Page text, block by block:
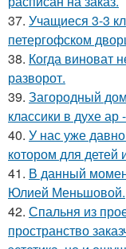
37. Учащиеся 3-3
петергофском
38. Когда виноват
разворот.
39. Загородный
классики в духе ар
40. У нас уже
котором для детей
41. В данный
Юлией Меньшовой.
42. Спальня из
пространство